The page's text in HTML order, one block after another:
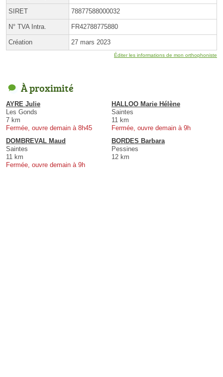
SIRET 78877588000032
N° TVA Intra. FR42788775880
Création 27 mars 2023
Éditer les informations de mon orthophoniste
À proximité
AYRE Julie
Les Gonds
7 km
Fermée, ouvre demain à 8h45
HALLOO Marie Hélène
Saintes
11 km
Fermée, ouvre demain à 9h
DOMBREVAL Maud
Saintes
11 km
Fermée, ouvre demain à 9h
BORDES Barbara
Pessines
12 km